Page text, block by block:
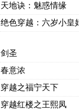
天地诀：魅惑情缘
绝色穿越：六岁小皇
剑圣
春意浓
穿越之福宁天下
穿越红楼之王熙凤